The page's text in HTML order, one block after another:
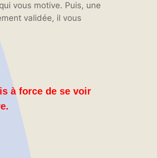
vous motive. Puis, une
validée, il vous
à force de se voir